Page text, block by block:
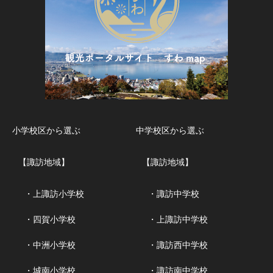
小学校区から選ぶ
【諏訪地域】
・上諏訪小学校
・四賀小学校
・中洲小学校
・城南小学校
中学校区から選ぶ
【諏訪地域】
・諏訪中学校
・上諏訪中学校
・諏訪西中学校
・諏訪南中学校